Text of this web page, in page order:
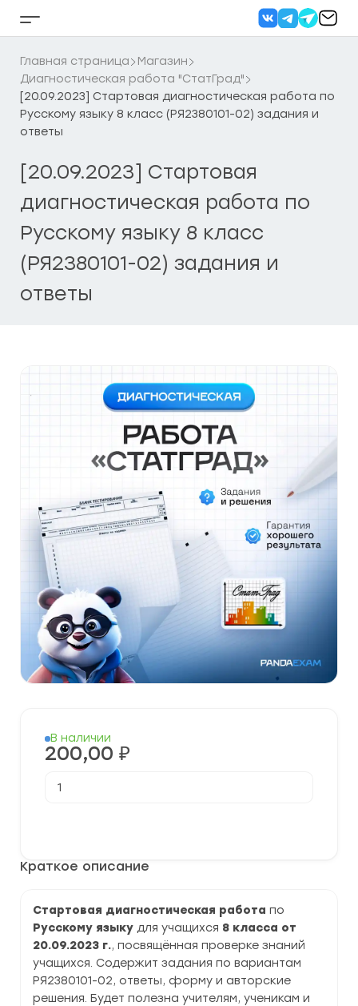
Кнопка
бокового
меню
Главная страница
Магазин
Диагностическая работа "СтатГрад"
[20.09.2023] Стартовая диагностическая работа по
Русскому языку 8 класс (РЯ2380101-02) задания и
ответы
[20.09.2023] Стартовая
диагностическая работа по
Русскому языку 8 класс
(РЯ2380101-02) задания и
ответы
Краткое описание
Стартовая диагностическая работа по
Русскому языку для учащихся 8 класса от
20.09.2023 г., посвящённая проверке знаний
учащихся. Содержит задания по вариантам
РЯ2380101-02, ответы, форму и авторские
решения. Будет полезна учителям, ученикам и
В наличии
200,00 ₽
товара
Русскому
класс
(РЯ2380101-
02)
задания
ответы